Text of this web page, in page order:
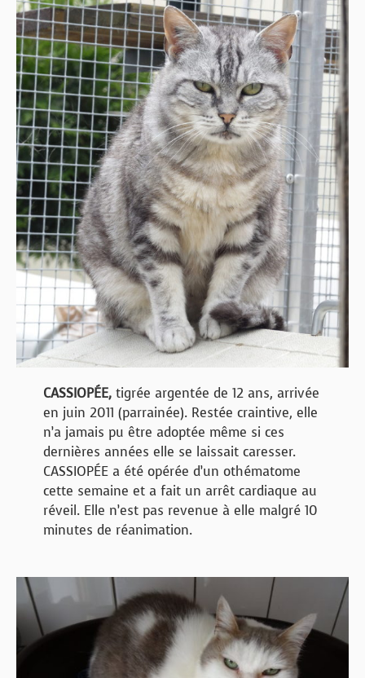
CASSIOPÉE, tigrée argentée de 12 ans, arrivée
en juin 2011 (parrainée). Restée craintive, elle
n’a jamais pu être adoptée même si ces
dernières années elle se laissait caresser.
CASSIOPÉE a été opérée d’un othématome
cette semaine et a fait un arrêt cardiaque au
réveil. Elle n’est pas revenue à elle malgré 10
minutes de réanimation.